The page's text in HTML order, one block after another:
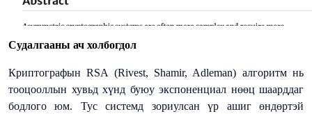
Судалгааны ач холбогдол
Криптографын RSA (Rivest, Shamir, Adleman) алгоритм нь
тооцооллын хувьд хүнд буюу экспоненциал нөөц шаарддаг
бодлого юм. Тус системд зориулсан үр ашиг өндөртэй